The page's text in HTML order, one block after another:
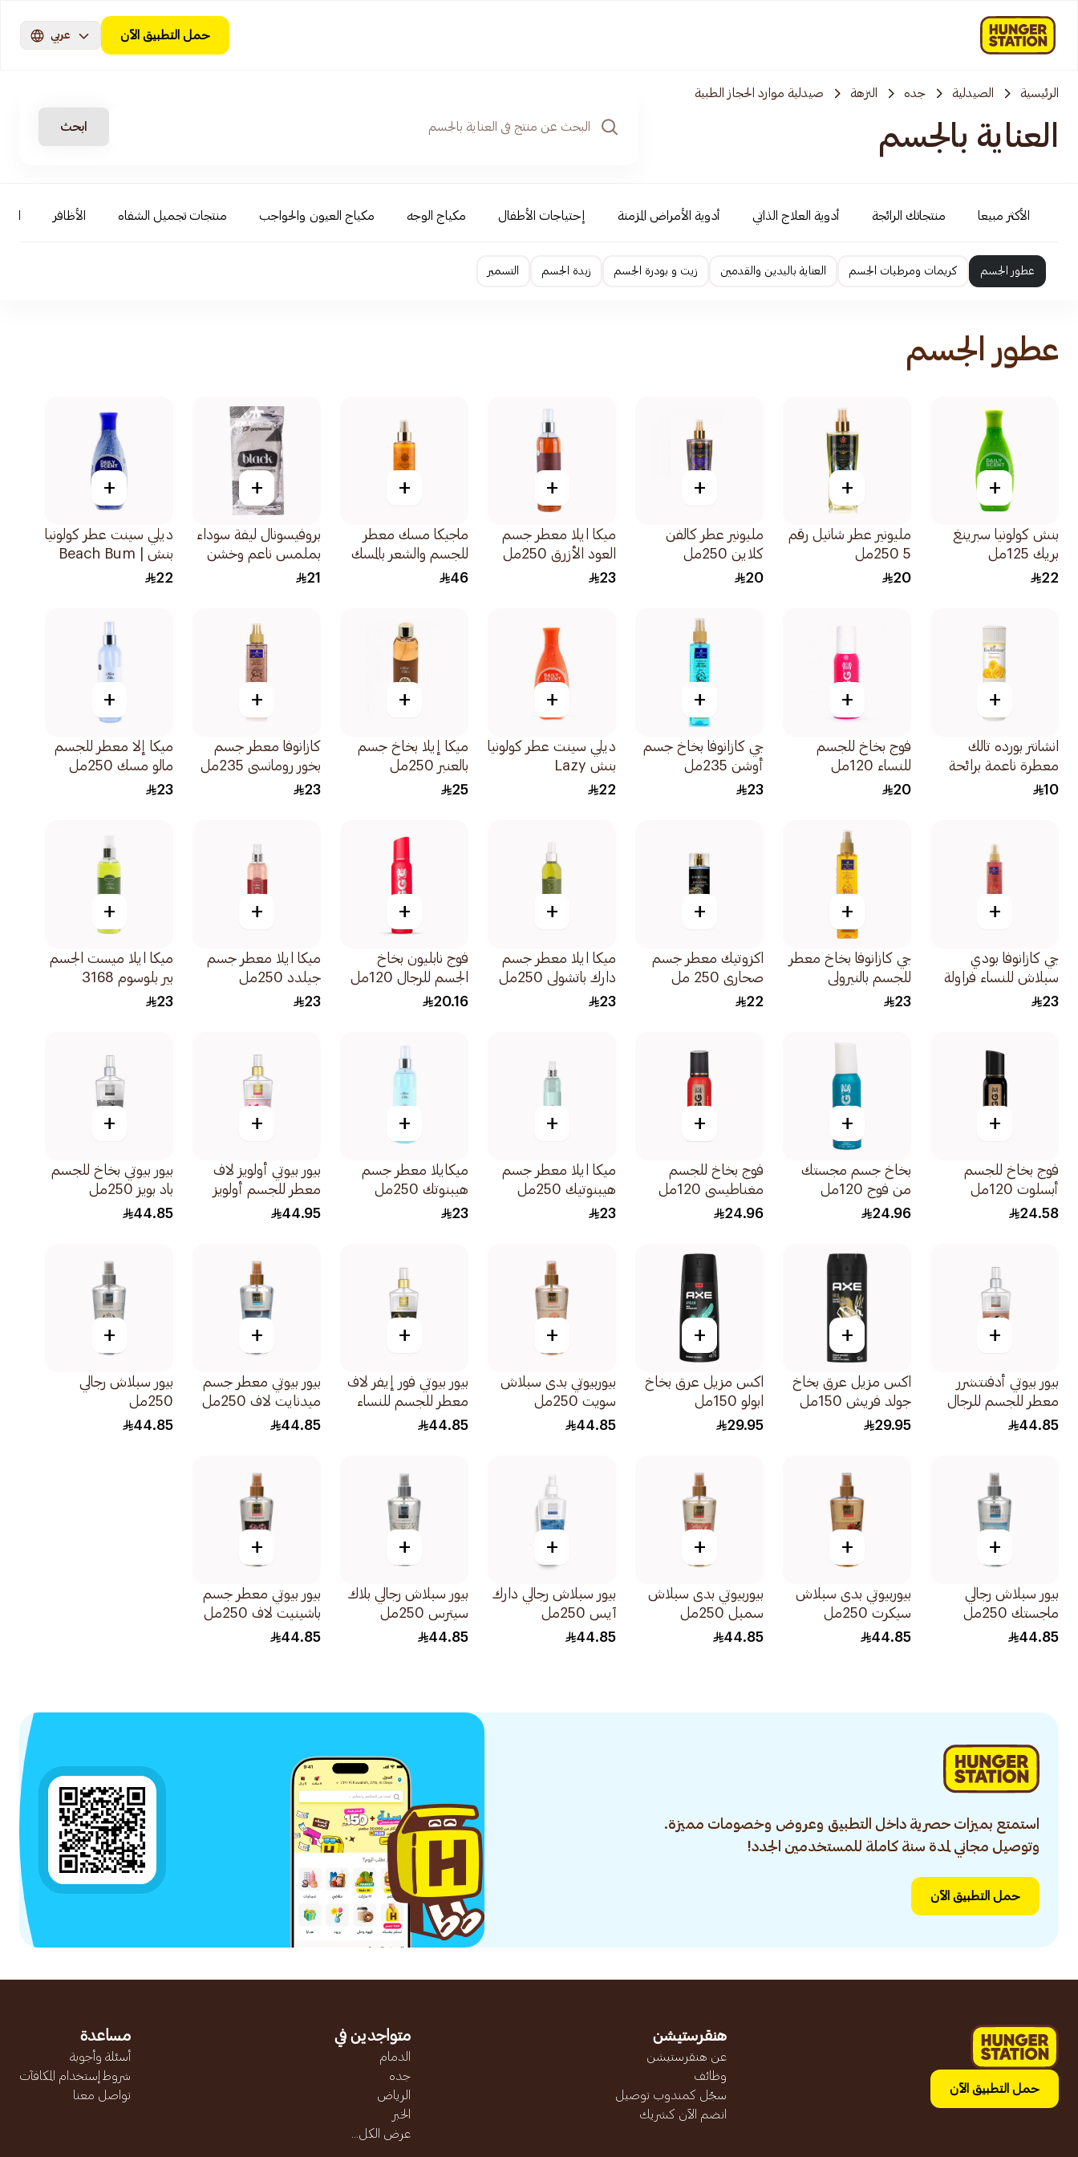
حمل التطبيق الآن عربي
الرئيسية الصيدلية جده النزهة صيدلية موارد الحجاز الطبية
العناية بالجسم ابحث
الأكثر مبيعا منتجاتك الرائجة أدوية العلاج الذاتي أدوية الأمراض المزمنة إحتياجات الأطفال مكياج الوجه مكياج العيون والحواجب منتجات تجميل الشفاه الأظافر
عطور الجسم كريمات ومرطبات الجسم العناية باليدين والقدمين زيت و بودرة الجسم زبدة الجسم التسمير
عطور الجسم
+
بنش كولونيا سبرينغ
بريك 125مل
22
+
مليونير عطر شانيل رقم
5 250مل
20
+
مليونير عطر كالفن
كلاين 250مل
20
+
ميكا ايلا معطر جسم
العود الأزرق 250مل
23
+
ماجيكا مسك معطر
للجسم والشعر بالمسك
الأسود 200مل
46
+
بروفيسونال ليفة سوداء
بملمس ناعم وخشن
1قطعة21
+
ديلي سينت عطر كولونيا
بنش | Beach Bum
ا125مل22
+
انشانتر بورده تالك
معطرة ناعمة برائحة
شارمينج 125جرام
10
+
فوج بخاخ للجسم
للنساء 120مل
20
+
جي كازانوفا بخاخ جسم
أوشن 235مل
23
+
ديلي سينت عطر كولونيا
بنش Lazy
Afternoon ا125مل
22
+
ميكا إيلا بخاخ جسم
بالعنبر 250مل
25
+
كازانوفا معطر جسم
بخور رومانسي 235مل
23
+
ميكا إلا معطر للجسم
مالو مسك 250مل
23
+
جي كازانوفا بودي
سبلاش للنساء فراولة
ماجيك 235مل
23
+
جي كازانوفا بخاخ معطر
للجسم بالنيرولي
والياسمين 235مل
23
+
اكزوتيك معطر جسم
صحارى 250 مل
22
+
ميكا ايلا معطر جسم
دارك باتشولي 250مل
23
+
فوج نابليون بخاخ
الجسم للرجال 120مل
20.16
+
ميكا ايلا معطر جسم
جيلدد 250مل
23
+
ميكا ايلا ميست الجسم
بير بلوسوم 3168
250مل
23
+
فوج بخاخ للجسم
أبسلوت 120مل
24.58
+
بخاخ جسم مجستك
من فوج 120مل
24.96
+
فوج بخاخ للجسم
مغناطيسي 120مل
24.96
+
ميكا ايلا معطر جسم
هيبنوتيك 250مل
23
+
ميكايلا معطر جسم
هيبنوتك 250مل
23
+
بيور بيوتي أولويز لاف
معطر للجسم أولويز
لاف للنساء 250مل
44.95
+
بيور بيوتي بخاخ للجسم
باد بويز 250مل
44.85
+
بيور بيوتي أدفنتشرر
معطر للجسم للرجال
250مل
44.85
+
اكس مزيل عرق بخاخ
جولد فريش 150مل
29.95
+
اكس مزيل عرق بخاخ
ابولو 150مل
29.95
+
بيوربيوتي بدى سبلاش
سويت 250مل
44.85
+
بيور بيوتي فور إيفر لاف
معطر للجسم للنساء
250مل
44.85
+
بيور بيوتي معطر جسم
ميدنايت لاف 250مل
44.85
+
بيور سبلاش رجالي
250مل
44.85
+
بيور سبلاش رجالي
ماجستك 250مل
44.85
+
بيوربيوتي بدى سبلاش
سيكرت 250مل
44.85
+
بيوربيوتي بدى سبلاش
سمبل 250مل
44.85
+
بيور سبلاش رجالي دارك
آيس 250مل
44.85
+
بيور سبلاش رجالي بلاك
سيترس 250مل
44.85
+
بيور بيوتي معطر جسم
باشينيت لاف 250مل
44.85
استمتع بميزات حصرية داخل التطبيق وعروض وخصومات مميزة.
وتوصيل مجاني لمدة سنة كاملة للمستخدمين الجدد!
حمل التطبيق الآن
حمل التطبيق الآن
هنقرستيشن
عن هنقرستيشن
وظائف
سجّل كمندوب توصيل
انضم الآن كشريك
متواجدين في
الدمام
جده
الرياض
الخبر
عرض الكل...
مساعدة
أسئلة وأجوبة
شروط إستخدام المكافآت
تواصل معنا